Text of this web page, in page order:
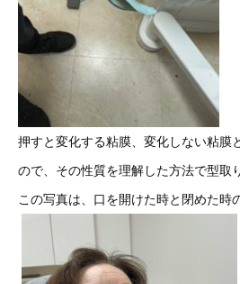
押すと変化する粘膜、変化しない粘膜
ので、その性質を理解した方法で型取
この写真は、口を開けた時と閉めた時